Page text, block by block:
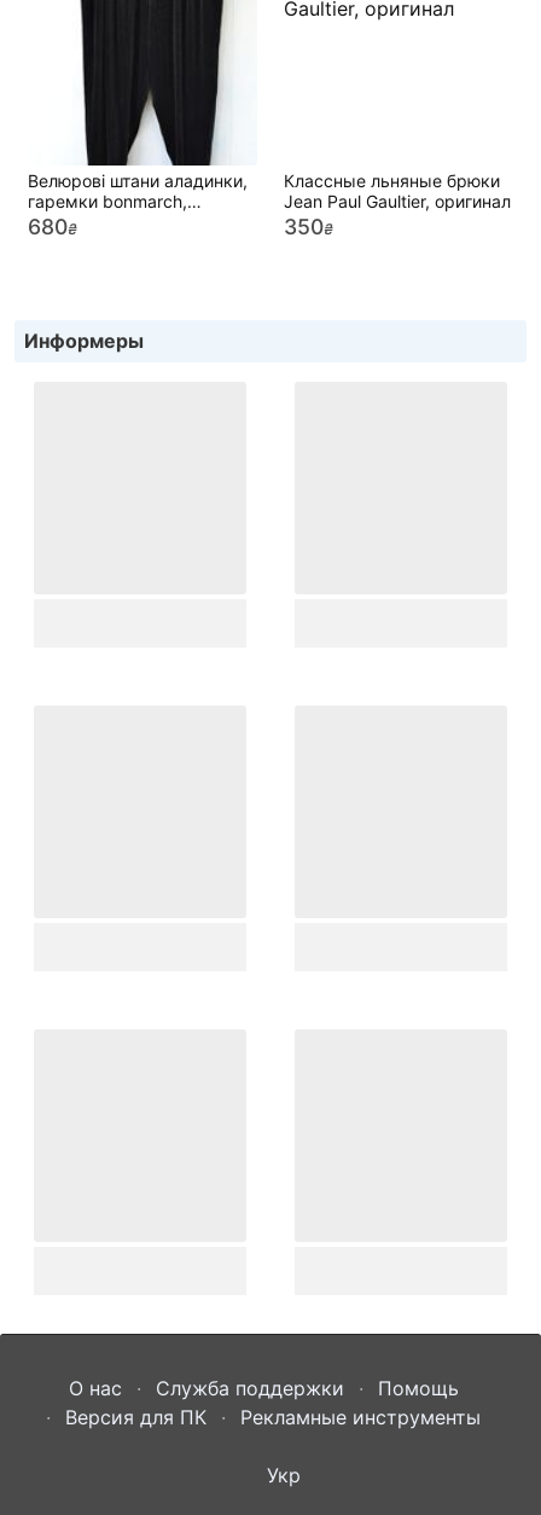
Велюрові штани аладинки,
гаремки bonmarch,
великий розмір
680₴
Классные льняные брюки
Jean Paul Gaultier, оригинал
350₴
Информеры
О нас Служба поддержки
Помощь
Версия для ПК
Рекламные инструменты
Укр